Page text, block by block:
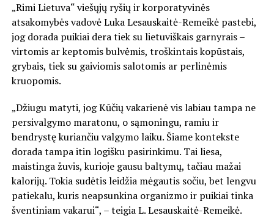
„Rimi Lietuva“ viešųjų ryšių ir korporatyvinės
atsakomybės vadovė Luka Lesauskaitė-Remeikė pastebi,
jog dorada puikiai dera tiek su lietuviškais garnyrais –
virtomis ar keptomis bulvėmis, troškintais kopūstais,
grybais, tiek su gaiviomis salotomis ar perlinėmis
kruopomis.
„Džiugu matyti, jog Kūčių vakarienė vis labiau tampa ne
persivalgymo maratonu, o sąmoningu, ramiu ir
bendrystę kuriančiu valgymo laiku. Šiame kontekste
dorada tampa itin logišku pasirinkimu. Tai liesa,
maistinga žuvis, kurioje gausu baltymų, tačiau mažai
kalorijų. Tokia sudėtis leidžia mėgautis sočiu, bet lengvu
patiekalu, kuris neapsunkina organizmo ir puikiai tinka
šventiniam vakarui“, – teigia L. Lesauskaitė-Remeikė.